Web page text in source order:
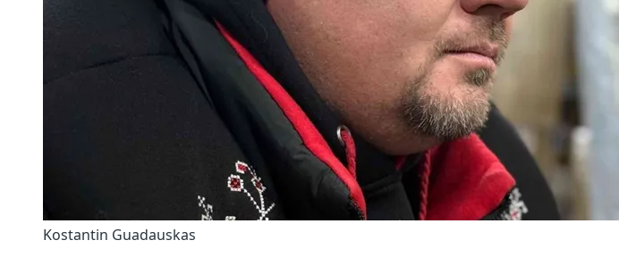
Kostantin Guadauskas